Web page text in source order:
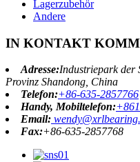
Lagerzubehör
Andere
IN KONTAKT
Adresse:Industriepark der
Provinz Shandong, China
Telefon:+86-635-2857766
Handy, Mobiltelefon:
Email:
Fax:+86-635-2857768